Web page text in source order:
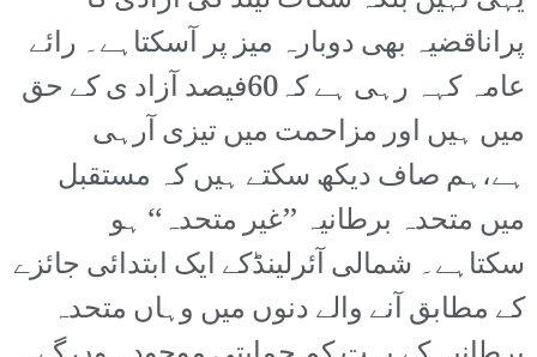
پراناقضیہ بھی دوبارہ میز پر آسکتاہے۔ رائے
عامہ کہہ رہی ہے کہ60فیصد آزاد ی کے حق
میں ہیں اور مزاحمت میں تیزی آرہی
ہے،ہم صاف دیکھ سکتے ہیں کہ مستقبل
میں متحدہ برطانیہ ’’غیر متحدہ‘‘ ہو
سکتاہے۔ شمالی آئرلینڈکے ایک ابتدائی جائزے
کے مطابق آنے والے دنوں میں وہاں متحدہ